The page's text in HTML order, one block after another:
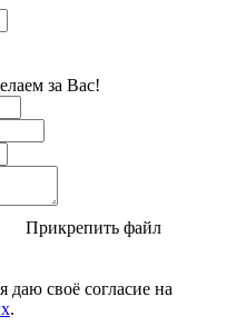
за Вас!
Прикрепить файл
своё согласие на
.